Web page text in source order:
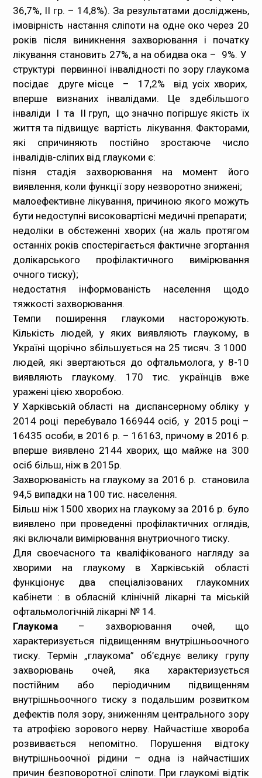
36,7%, II гр. – 14,8%). За результатами досліджень,
імовірність настання сліпоти на одне око через 20
років після виникнення захворювання і початку
лікування становить 27%, а на обидва ока – 9%. У
структурі первинної інвалідності по зору глаукома
посідає друге місце – 17,2% від усіх хворих,
вперше визнаних інвалідами. Це здебільшого
інваліди І та ІІ груп, що значно погіршує якість їх
життя та підвищує вартість лікування. Факторами,
які спричиняють постійно зростаюче число
інвалідів-сліпих від глаукоми є:
пізня стадія захворювання на момент його
виявлення, коли функції зору незворотно знижені;
малоефективне лікування, причиною якого можуть
бути недоступні високовартісні медичні препарати;
недоліки в обстеженні хворих (на жаль протягом
останніх років спостерігається фактичне згортання
долікарського профілактичного вимірювання
очного тиску);
недостатня інформованість населення щодо
тяжкості захворювання.
Темпи поширення глаукоми насторожують.
Кількість людей, у яких виявляють глаукому, в
Україні щорічно збільшується на 25 тисяч. З 1000
людей, які звертаються до офтальмолога, у 8-10
виявляють глаукому. 170 тис. українців вже
уражені цією хворобою.
У Харківській області на диспансерному обліку у
2014 році перебувало 166944 осіб, у 2015 році –
16435 особи, в 2016 р. – 16163, причому в 2016 р.
вперше виявлено 2144 хворих, що майже на 300
осіб більш, ніж в 2015р.
Захворюваність на глаукому за 2016 р. становила
94,5 випадки на 100 тис. населення.
Більш ніж 1500 хворих на глаукому за 2016 р. було
виявлено при проведенні профілактичних оглядів,
які включали вимірювання внутриочного тиску.
Для своєчасного та кваліфікованого нагляду за
хворими на глаукому в Харківській області
функціонує два спеціалізованих глаукомних
кабінети : в обласній клінічній лікарні та міській
офтальмологічній лікарні № 14.
Глаукома – захворювання очей, що
характеризується підвищенням внутрішньоочного
тиску. Термін „глаукома” об’єднує велику групу
захворювань очей, яка характеризується
постійним або періодичним підвищенням
внутрішньоочного тиску з подальшим розвитком
дефектів поля зору, зниженням центрального зору
та атрофією зорового нерву. Найчастіше хвороба
розвивається непомітно. Порушення відтоку
внутрішньоочної рідини – одна із найчастіших
причин безповоротної сліпоти. При глаукомі відтік